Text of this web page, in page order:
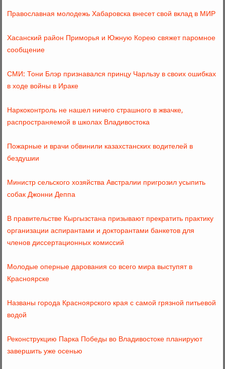
Православная молодежь Хабаровска внесет свой вклад в МИР
Хасанский район Приморья и Южную Корею свяжет паромное
сообщение
СМИ: Тони Блэр признавался принцу Чарльзу в своих ошибках
в ходе войны в Ираке
Наркоконтроль не нашел ничего страшного в жвачке,
распространяемой в школах Владивостока
Пожарные и врачи обвинили казахстанских водителей в
бездушии
Министр сельского хозяйства Австралии пригрозил усыпить
собак Джонни Деппа
В правительстве Кыргызстана призывают прекратить практику
организации аспирантами и докторантами банкетов для
членов диссертационных комиссий
Молодые оперные дарования со всего мира выступят в
Красноярске
Названы города Красноярского края с самой грязной питьевой
водой
Реконструкцию Парка Победы во Владивостоке планируют
завершить уже осенью